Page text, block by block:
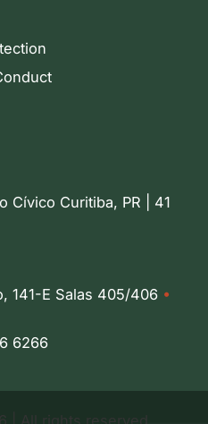
Cívico Curitiba, PR | 41
141-E Salas 405/406 •
6266